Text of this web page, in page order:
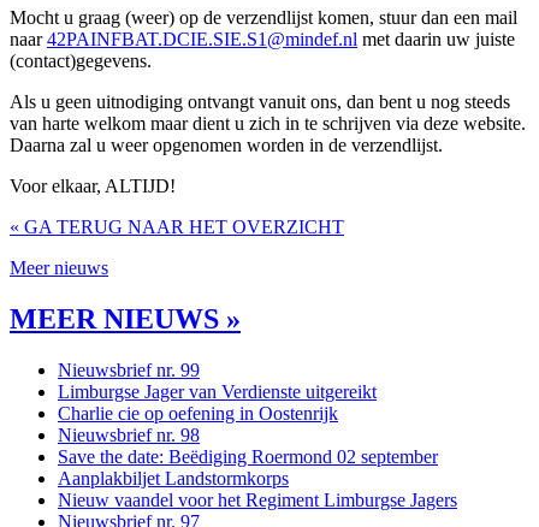
Mocht u graag (weer) op de verzendlijst komen, stuur dan een mail
naar42PAINFBAT.DCIE.SIE.S1@mindef.nl met daarin uw juiste
(contact)gegevens.
Als u geen uitnodiging ontvangt vanuit ons, dan bent u nog steeds
van harte welkom maar dient u zich in te schrijven via deze website.
Daarna zal u weer opgenomen worden in de verzendlijst.
Voor elkaar, ALTIJD!
« GA TERUG NAAR HET OVERZICHT
Meer nieuws
MEER NIEUWS »
Nieuwsbrief nr. 99
Limburgse Jager van Verdienste uitgereikt
Charlie cie op oefening in Oostenrijk
Nieuwsbrief nr. 98
Save the date: Beëdiging Roermond 02 september
Aanplakbiljet Landstormkorps
Nieuw vaandel voor het Regiment Limburgse Jagers
Nieuwsbrief nr. 97